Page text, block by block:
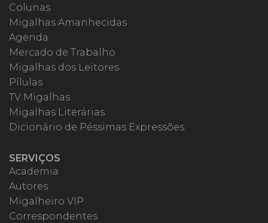
Colunas
Migalhas Amanhecidas
Agenda
Mercado de Trabalho
Migalhas dos Leitores
Pílulas
TV Migalhas
Migalhas Literárias
Dicionário de Péssimas Expressões
SERVIÇOS
Academia
Autores
Migalheiro VIP
Correspondentes